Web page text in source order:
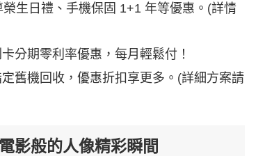
生日禮、手機保固 1+1 年等優惠。(詳情
分期零利率優惠，每月輕鬆付！
舊機回收，優惠折扣享更多。(詳細方案請
影般的人像精彩瞬間